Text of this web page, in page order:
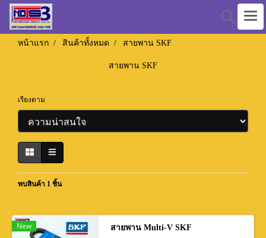
หน้าแรก สินค้าทั้งหมด สายพาน SKF
สายพาน SKF
เรียงตาม
พบสินค้า 1 ชิ้น
New
สายพาน Multi-V SKF